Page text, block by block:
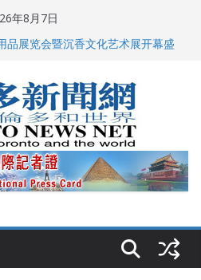
年8月7日
幕 多名华人候选人宣布角逐
善”并批评其领导层 卡尼：谈判事
童绘画比赛颁奖典礼多伦多举行
傲大游行 与市民分享竞选理念